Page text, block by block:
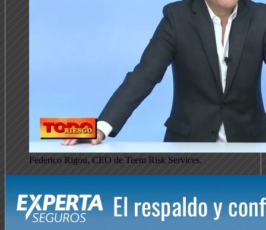
Federico Rigou, CEO de Teem Risk Services.